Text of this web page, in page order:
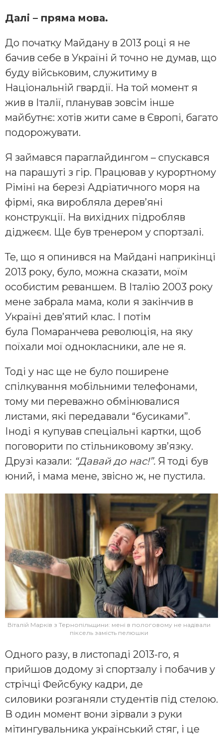
Далі – пряма мова.
До початку Майдану в 2013 році я не
бачив себе в Україні й точно не думав, що
буду військовим, служитиму в
Національній гвардії. На той момент я
жив в Італії, планував зовсім інше
майбутнє: хотів жити саме в Європі, багато
подорожувати.
Я займався параглайдингом – спускався
на парашуті з гір. Працював у курортному
Ріміні на березі Адріатичного моря на
фірмі, яка виробляла дерев’яні
конструкції. На вихідних підробляв
діджеєм. Ще був тренером у спортзалі.
Те, що я опинився на Майдані наприкінці
2013 року, було, можна сказати, моїм
особистим реваншем. В Італію 2003 року
мене забрала мама, коли я закінчив в
Україні дев’ятий клас. І потім
була Помаранчева революція, на яку
поїхали мої однокласники, але не я.
Тоді у нас ще не було поширене
спілкування мобільними телефонами,
тому ми переважно обмінювалися
листами, які передавали “бусиками”.
Іноді я купував спеціальні картки, щоб
поговорити по стільниковому зв’язку.
Друзі казали: “Давай до нас!”. Я тоді був
юний, і мама мене, звісно ж, не пустила.
Віталій Марків з Тернопільщини: мені в пологовому не надівали
піксель замість пелюшки
Одного разу, в листопаді 2013-го, я
прийшов додому зі спортзалу і побачив у
стрічці Фейсбуку кадри, де
силовики розганяли студентів під стелою.
В один момент вони зірвали з руки
мітингувальника український стяг, і це